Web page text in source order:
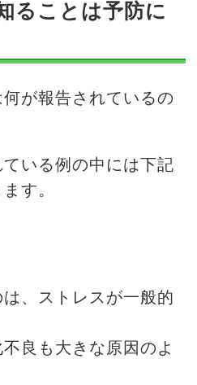
ることは予防に
が報告されているの
いる例の中には下記
す。
、ストレスが一般的
良も大きな原因のよ